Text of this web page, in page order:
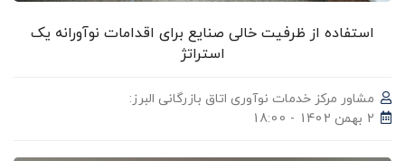
استفاده از ظرفیت خالی صنایع برای اقدامات نوآورانه یک
استراتژ
مشاور مرکز خدمات نوآوری اتاق بازرگانی البرز:
2 بهمن 1402 - 18:00